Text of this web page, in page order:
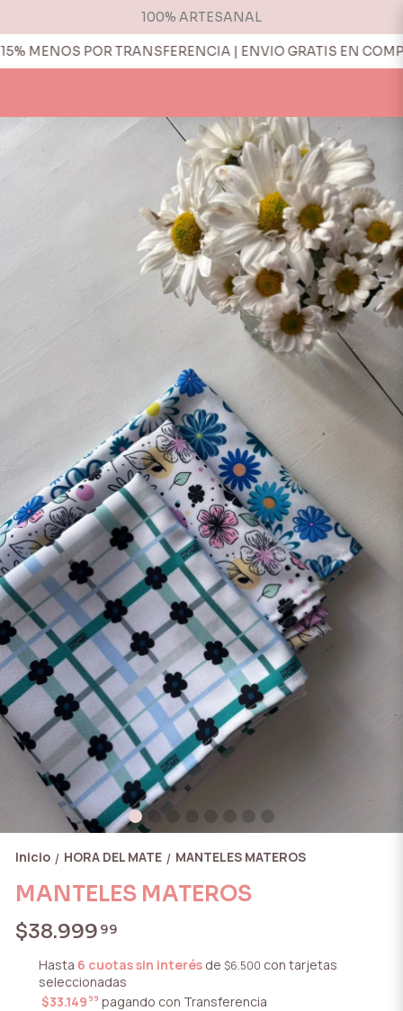
100% ARTESANAL
POR TRANSFERENCIA | ENVIO GRATIS EN
Inicio / HORA DEL MATE / MANTELES MATEROS
MANTELES MATEROS
$38.999 99
Hasta 6 cuotas sin interés de $6.500 con tarjetas
seleccionadas
$33.149 99 pagando con Transferencia